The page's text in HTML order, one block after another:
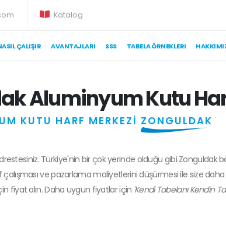
Katalog
ÇALIŞIR AVANTAJLARI SSS TABELA ÖRNEKLERI
Aluminyum Kutu
KUTU HARF MERKEZİ ZONGULDAK
Türkiye'nin bir çok yerinde olduğu gibi Zonguldak
ve pazarlama maliyetlerini düşürmesi ile size
fiyat alın. Daha uygun fiyatlar için 'Kendi Tabelanı Kendin